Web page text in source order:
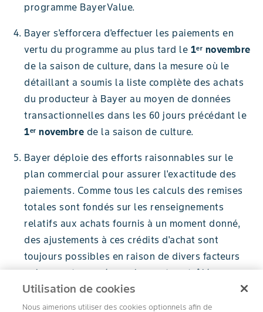
programme BayerValue.
Bayer s'efforcera d'effectuer les paiements en
vertu du programme au plus tard le 1ᵉʳ novembre
de la saison de culture, dans la mesure où le
détaillant a soumis la liste complète des achats
du producteur à Bayer au moyen de données
transactionnelles dans les 60 jours précédant le
1ᵉʳ novembre de la saison de culture.
Bayer déploie des efforts raisonnables sur le
plan commercial pour assurer l'exactitude des
paiements. Comme tous les calculs des remises
totales sont fondés sur les renseignements
relatifs aux achats fournis à un moment donné,
des ajustements à ces crédits d'achat sont
toujours possibles en raison de divers facteurs
qui ne sont pas nécessairement contrôlés par
Bayer. Par conséquent, Bayer se réserve le droit
de créditer ou de débiter le compte d'un
Utilisation de cookies
Nous aimerions utiliser des cookies optionnels afin de